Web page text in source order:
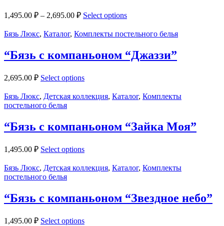
1,495.00 ₽ – 2,695.00 ₽ Select options
Бязь Люкс, Каталог, Комплекты постельного белья
“Бязь с компаньоном “Джаззи”
2,695.00 ₽ Select options
Бязь Люкс, Детская коллекция, Каталог, Комплекты
постельного белья
“Бязь с компаньоном “Зайка Моя”
1,495.00 ₽ Select options
Бязь Люкс, Детская коллекция, Каталог, Комплекты
постельного белья
“Бязь с компаньоном “Звездное небо”
1,495.00 ₽ Select options